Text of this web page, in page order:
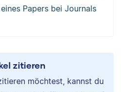
Papers bei Journals
zitieren
möchtest, kannst du